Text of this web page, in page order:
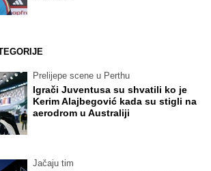
Prelijepe scene u Perthu
Igrači Juventusa su shvatili ko je
Kerim Alajbegović kada su stigli na
aerodrom u Australiji
Jačaju tim